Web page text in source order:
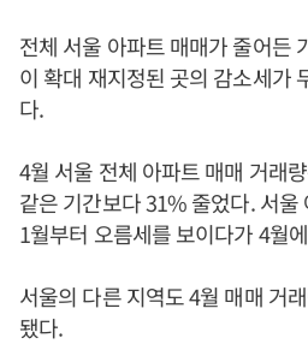
전체 서울 아파트 매매가 줄어든
이 확대 재지정된 곳의 감소세가
다.
4월 서울 전체 아파트 매매 거래
같은 기간보다 31% 줄었다. 서울
1월부터 오름세를 보이다가 4월
서울의 다른 지역도 4월 매매 거
됐다.